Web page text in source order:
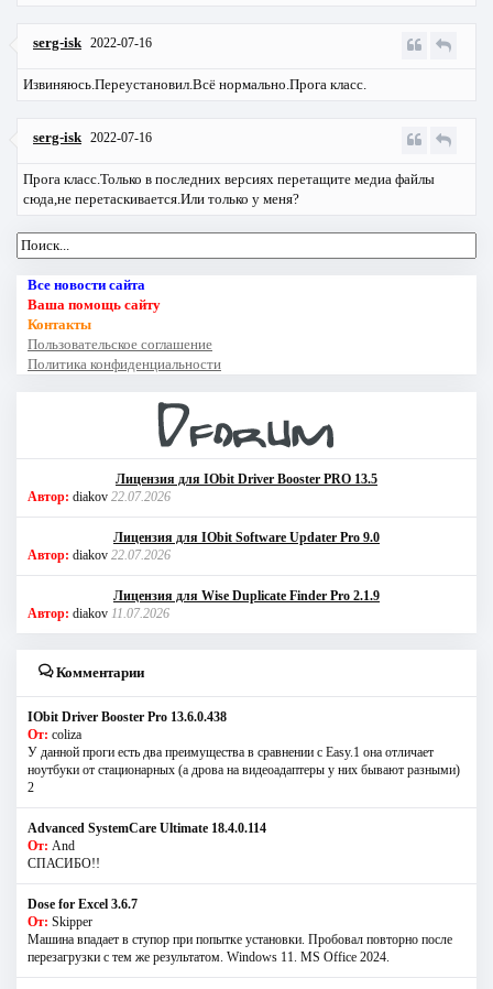
serg-isk 2022-07-16
Извиняюсь.Переустановил.Всё нормально.Прога класс.
serg-isk 2022-07-16
Прога класс.Только в последних версиях перетащите медиа файлы
сюда,не перетаскивается.Или только у меня?
Все новости сайта
Ваша помощь сайту
Контакты
Пользовательское соглашение
Политика конфиденциальности
Лицензия для IObit Driver Booster PRO 13.5
Автор: diakov 22.07.2026
Лицензия для IObit Software Updater Pro 9.0
Автор: diakov 22.07.2026
Лицензия для Wise Duplicate Finder Pro 2.1.9
Автор: diakov 11.07.2026
Комментарии
IObit Driver Booster Pro 13.6.0.438
От: coliza
У данной проги есть два преимущества в сравнении с Easy.1 она отличает
ноутбуки от стационарных (а дрова на видеоадаптеры у них бывают разными)
2
Advanced SystemCare Ultimate 18.4.0.114
От: And
СПАСИБО!!
Dose for Excel 3.6.7
От: Skipper
Машина впадает в ступор при попытке установки. Пробовал повторно после
перезагрузки с тем же результатом. Windows 11. MS Offiсe 2024.